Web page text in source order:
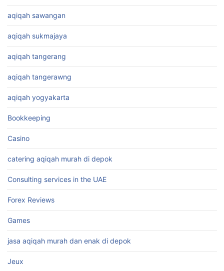
aqiqah sawangan
aqiqah sukmajaya
aqiqah tangerang
aqiqah tangerawng
aqiqah yogyakarta
Bookkeeping
Casino
catering aqiqah murah di depok
Consulting services in the UAE
Forex Reviews
Games
jasa aqiqah murah dan enak di depok
Jeux